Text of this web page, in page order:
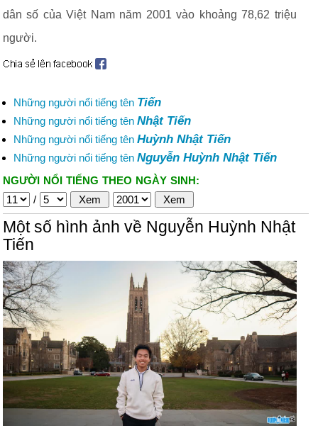
dân số của Việt Nam năm 2001 vào khoảng 78,62 triệu
người.
Những người nổi tiếng tên Tiến
Những người nổi tiếng tên Nhật Tiến
Những người nổi tiếng tên Huỳnh Nhật Tiến
Những người nổi tiếng tên Nguyễn Huỳnh Nhật Tiến
NGƯỜI NỔI TIẾNG THEO NGÀY SINH:
/
Một số hình ảnh về Nguyễn Huỳnh Nhật
Tiến